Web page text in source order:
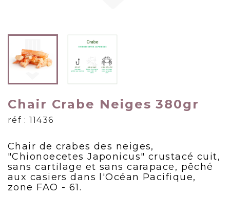
Chair Crabe Neiges 380gr
réf : 11436
Chair de crabes des neiges,
"Chionoecetes Japonicus" crustacé cuit,
sans cartilage et sans carapace, pêché
aux casiers dans l'Océan Pacifique,
zone FAO - 61.